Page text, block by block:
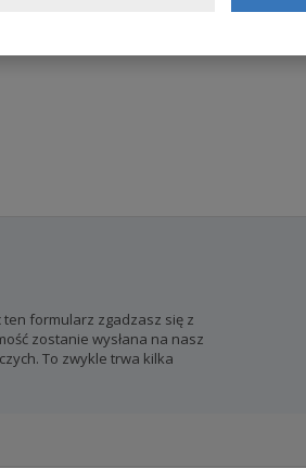
ten formularz zgadzasz się z
zostanie wysłana na nasz
To zwykle trwa kilka